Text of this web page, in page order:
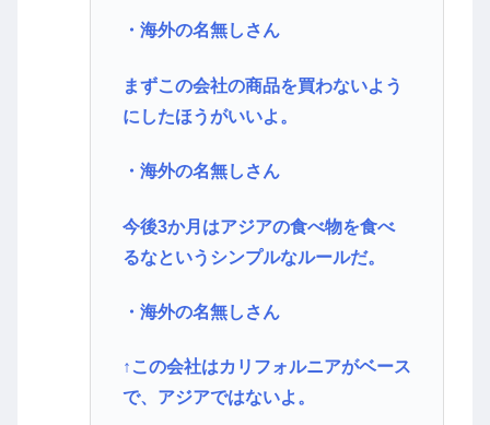
・海外の名無しさん
まずこの会社の商品を買わないよう
にしたほうがいいよ。
・海外の名無しさん
今後3か月はアジアの食べ物を食べ
るなというシンプルなルールだ。
・海外の名無しさん
↑この会社はカリフォルニアがベース
で、アジアではないよ。